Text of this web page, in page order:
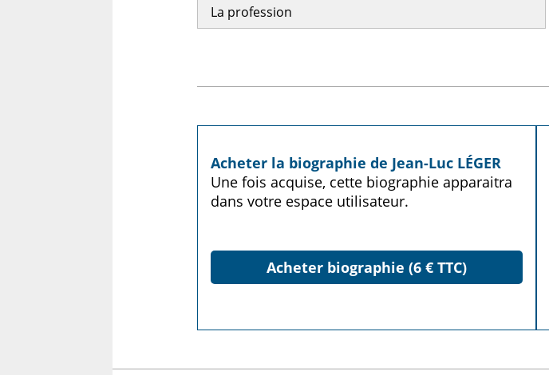
La profession
Acheter la biographie de Jean-Luc LÉGER
Une fois acquise, cette biographie apparaitra
dans votre espace utilisateur.
Acheter biographie (6 € TTC)